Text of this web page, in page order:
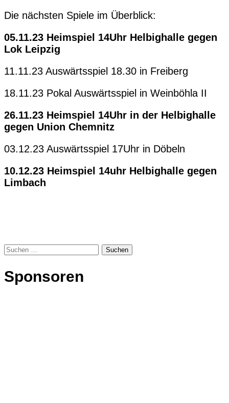
Die nächsten Spiele im Überblick:
05.11.23 Heimspiel 14Uhr Helbighalle gegen
Lok Leipzig
11.11.23 Auswärtsspiel 18.30 in Freiberg
18.11.23 Pokal Auswärtsspiel in Weinböhla II
26.11.23 Heimspiel 14Uhr in der Helbighalle
gegen Union Chemnitz
03.12.23 Auswärtsspiel 17Uhr in Döbeln
10.12.23 Heimspiel 14uhr Helbighalle gegen
Limbach
Suchen
Sponsoren